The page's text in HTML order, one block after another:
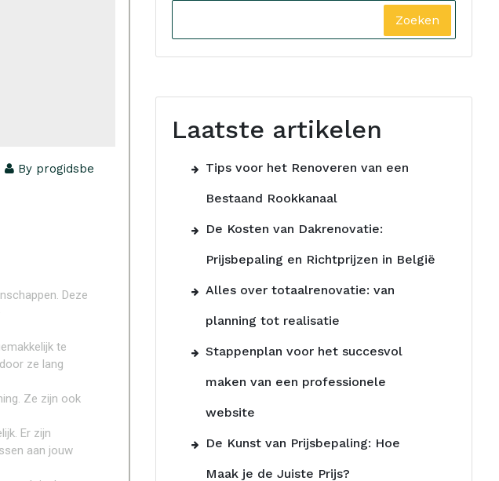
By progidsbe
Deze
te
ze lang
Ze zijn ook
Er zijn
aan jouw
Zoeken
Laatste artikelen
Tips voor het Renoveren van een
Bestaand Rookkanaal
De Kosten van Dakrenovatie:
Prijsbepaling en Richtprijzen in België
Alles over totaalrenovatie: van
planning tot realisatie
Stappenplan voor het succesvol
maken van een professionele
website
De Kunst van Prijsbepaling: Hoe
Maak je de Juiste Prijs?